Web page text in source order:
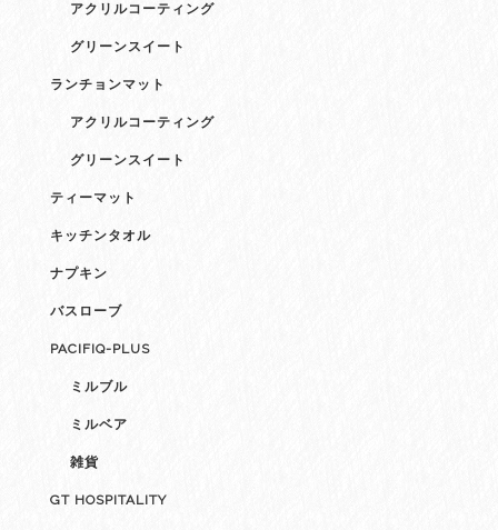
アクリルコーティング
グリーンスイート
ランチョンマット
アクリルコーティング
グリーンスイート
ティーマット
キッチンタオル
ナプキン
バスローブ
PACIFIQ-PLUS
ミルブル
ミルベア
雑貨
GT HOSPITALITY